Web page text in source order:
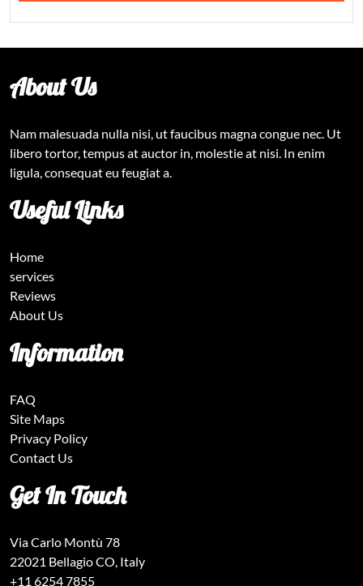
About Us
Nam malesuada nulla nisi, ut faucibus magna congue nec. Ut
libero tortor, tempus at auctor in, molestie at nisi. In enim
ligula, consequat eu feugiat a.
Useful Links
Home
services
Reviews
About Us
Information
FAQ
Site Maps
Privacy Policy
Contact Us
Get In Touch
Via Carlo Montù 78
22021 Bellagio CO, Italy
+11 6254 7855